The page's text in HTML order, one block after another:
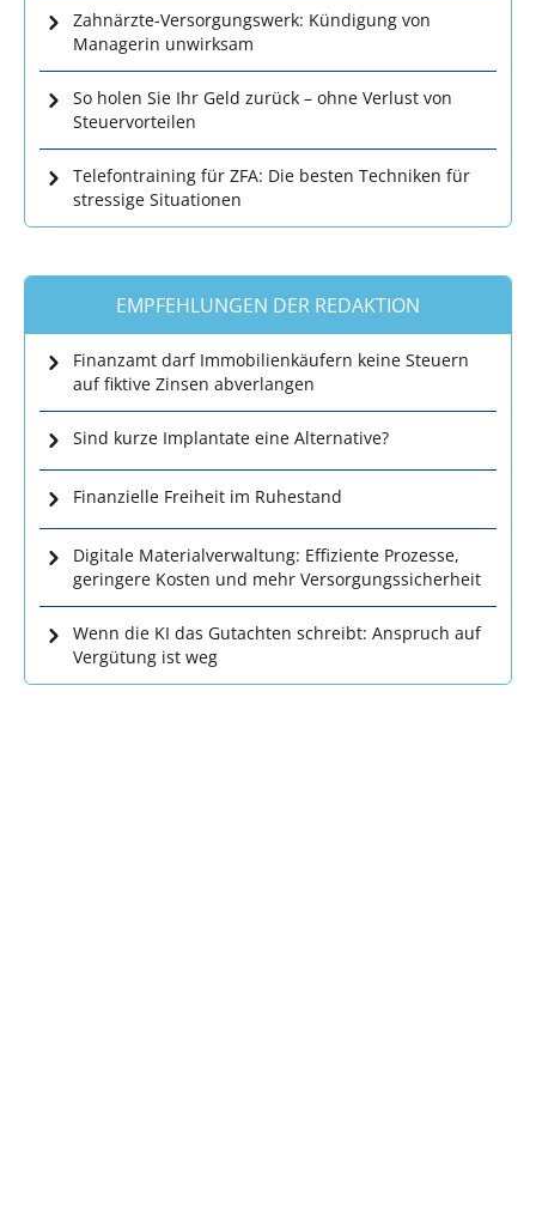
Zahnärzte-Versorgungswerk: Kündigung von
Managerin unwirksam
So holen Sie Ihr Geld zurück – ohne Verlust von
Steuervorteilen
Telefontraining für ZFA: Die besten Techniken für
stressige Situationen
EMPFEHLUNGEN DER REDAKTION
Finanzamt darf Immobilienkäufern keine Steuern
auf fiktive Zinsen abverlangen
Sind kurze Implantate eine Alternative?
Finanzielle Freiheit im Ruhestand
Digitale Materialverwaltung: Effiziente Prozesse,
geringere Kosten und mehr Versorgungssicherheit
Wenn die KI das Gutachten schreibt: Anspruch auf
Vergütung ist weg